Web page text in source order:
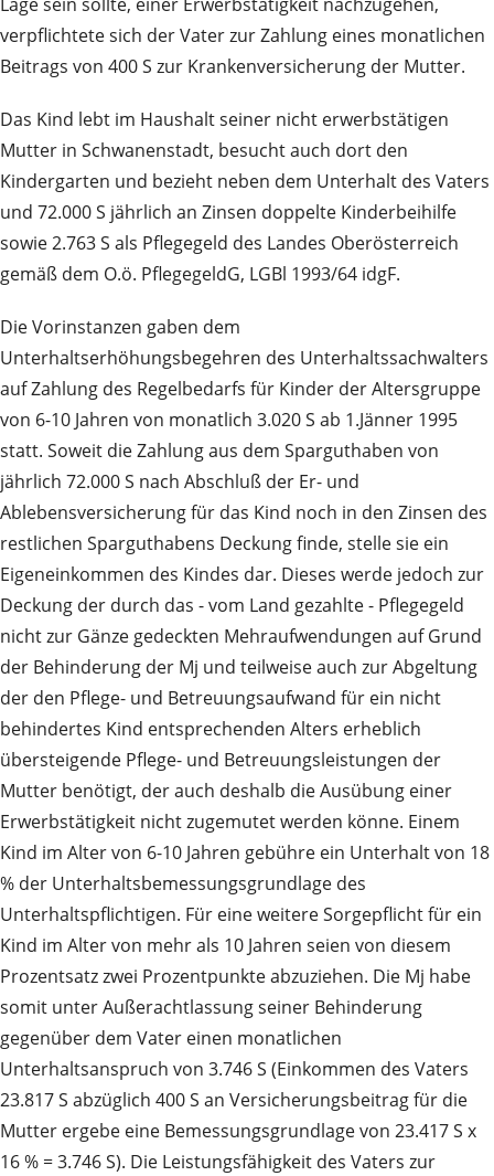
verpflichtete sich der Vater zur Zahlung eines monatlichen
Beitrags von 400 S zur Krankenversicherung der Mutter.
Das Kind lebt im Haushalt seiner nicht erwerbstätigen
Mutter in Schwanenstadt, besucht auch dort den
Kindergarten und bezieht neben dem Unterhalt des Vaters
und 72.000 S jährlich an Zinsen doppelte Kinderbeihilfe
sowie 2.763 S als Pflegegeld des Landes Oberösterreich
gemäß dem O.ö. PflegegeldG, LGBl 1993/64 idgF.
Die Vorinstanzen gaben dem
Unterhaltserhöhungsbegehren des Unterhaltssachwalters
auf Zahlung des Regelbedarfs für Kinder der Altersgruppe
von 6-10 Jahren von monatlich 3.020 S ab 1.Jänner 1995
statt. Soweit die Zahlung aus dem Sparguthaben von
jährlich 72.000 S nach Abschluß der Er- und
Ablebensversicherung für das Kind noch in den Zinsen des
restlichen Sparguthabens Deckung finde, stelle sie ein
Eigeneinkommen des Kindes dar. Dieses werde jedoch zur
Deckung der durch das - vom Land gezahlte - Pflegegeld
nicht zur Gänze gedeckten Mehraufwendungen auf Grund
der Behinderung der Mj und teilweise auch zur Abgeltung
der den Pflege- und Betreuungsaufwand für ein nicht
behindertes Kind entsprechenden Alters erheblich
übersteigende Pflege- und Betreuungsleistungen der
Mutter benötigt, der auch deshalb die Ausübung einer
Erwerbstätigkeit nicht zugemutet werden könne. Einem
Kind im Alter von 6-10 Jahren gebühre ein Unterhalt von 18
% der Unterhaltsbemessungsgrundlage des
Unterhaltspflichtigen. Für eine weitere Sorgepflicht für ein
Kind im Alter von mehr als 10 Jahren seien von diesem
Prozentsatz zwei Prozentpunkte abzuziehen. Die Mj habe
somit unter Außerachtlassung seiner Behinderung
gegenüber dem Vater einen monatlichen
Unterhaltsanspruch von 3.746 S (Einkommen des Vaters
23.817 S abzüglich 400 S an Versicherungsbeitrag für die
Mutter ergebe eine Bemessungsgrundlage von 23.417 S x
16 % = 3.746 S). Die Leistungsfähigkeit des Vaters zur